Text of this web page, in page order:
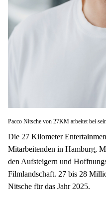
Pacco Nitsche von 27KM arbeitet bei
Die 27 Kilometer
Mitarbeitenden in Hamburg,
den Aufsteigern und
Filmlandschaft. 27 bis 28
Nitsche für das Jahr 2025.